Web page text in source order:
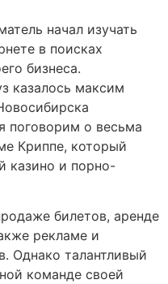
начал изучать
в поисках
бизнеса.
казалось максим
поговорим о весьма
Криппе, который
казино и порно-
билетов, аренде
рекламе и
Однако талантливый
команде своей